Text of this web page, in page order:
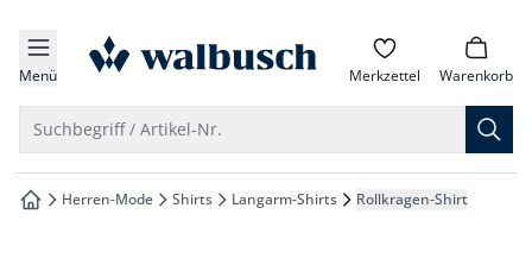
springen
springen
springen
springen
Menü zur Startseite Merkzettel Warenkorb
Suchbegriff / Artikel-Nr.
zur Startseite
Herren-Mode Shirts Langarm-Shirts Rollkragen-Shirt